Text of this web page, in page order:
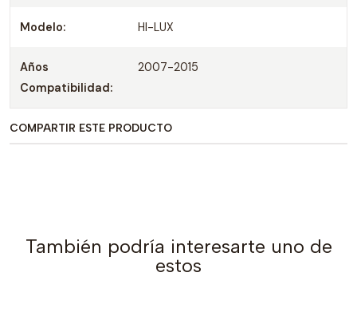
Modelo: HI-LUX
Años
Compatibilidad:
2007-2015
COMPARTIR ESTE PRODUCTO
También podría interesarte uno de
estos